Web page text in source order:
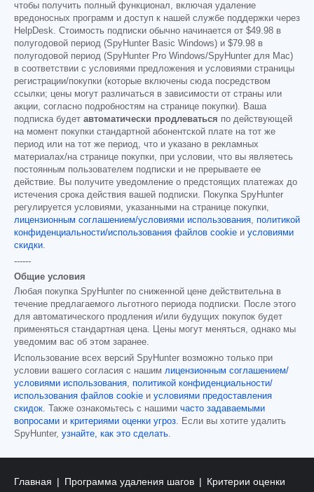
чтобы получить полный функционал, включая удаление
вредоносных программ и доступ к нашей службе поддержки через
HelpDesk. Стоимость подписки обычно начинается от $49.98 в
полугодовой период (SpyHunter Basic Windows) и $79.98 в
полугодовой период (SpyHunter Pro Windows/SpyHunter для Mac)
в соответствии с условиями предложения и условиями страницы
регистрации/покупки (которые включены сюда посредством
ссылки; цены могут различаться в зависимости от страны или
акции, согласно подробностям на странице покупки). Ваша
подписка будет автоматически продлеваться по действующей
на момент покупки стандартной абонентской плате на тот же
период или на тот же период, что и указано в рекламных
материалах/на странице покупки, при условии, что вы являетесь
постоянным пользователем подписки и не прерываете ее
действие. Вы получите уведомление о предстоящих платежах до
истечения срока действия вашей подписки. Покупка SpyHunter
регулируется условиями, указанными на странице покупки,
лицензионным соглашением/условиями использования, политикой
конфиденциальности/использования файлов cookie и условиями
скидки.
------
Общие условия
Любая покупка SpyHunter по сниженной цене действительна в
течение предлагаемого льготного периода подписки. После этого
для автоматического продления и/или будущих покупок будет
применяться стандартная цена. Цены могут меняться, однако мы
уведомим вас об этом заранее.
Использование всех версий SpyHunter возможно только при
условии вашего согласия с нашим лицензионным соглашением/
условиями использования, политикой конфиденциальности/
использования файлов cookie и условиями предоставления
скидок. Также ознакомьтесь с нашими часто задаваемыми
вопросами и критериями оценки угроз. Если вы хотите удалить
SpyHunter, узнайте, как это сделать.
Главная Программа удаления шагов Критерии оценки